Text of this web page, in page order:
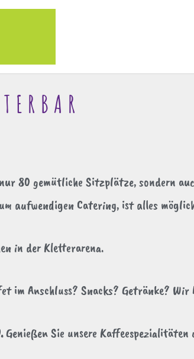
80 gemütliche Sitzplätze, sondern
aufwendigen Catering, ist alles
in der Kletterarena.
im Anschluss? Snacks? Getränke? Wir
Genießen Sie unsere